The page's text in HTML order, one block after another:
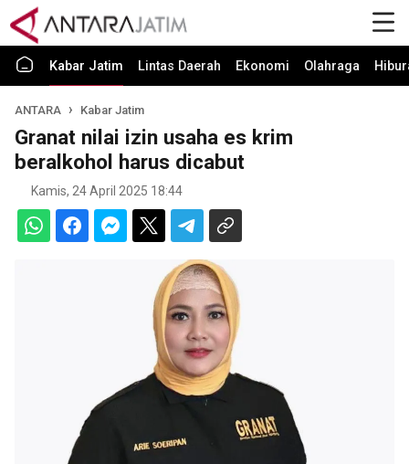
Kabar Jatim Lintas Daerah Ekonomi Olahraga
ANTARA Kabar Jatim
Granat nilai izin usaha es krim
beralkohol harus dicabut
Kamis, 24 April 2025 18:44